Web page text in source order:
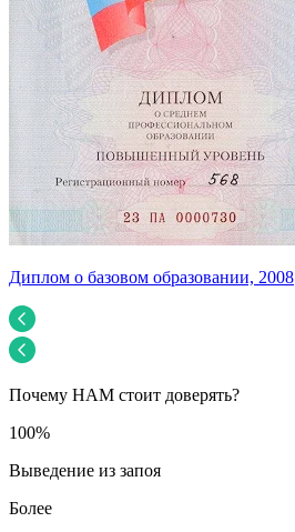
Диплом о базовом образовании, 2008
Почему НАМ стоит доверять?
100%
Выведение из запоя
Более